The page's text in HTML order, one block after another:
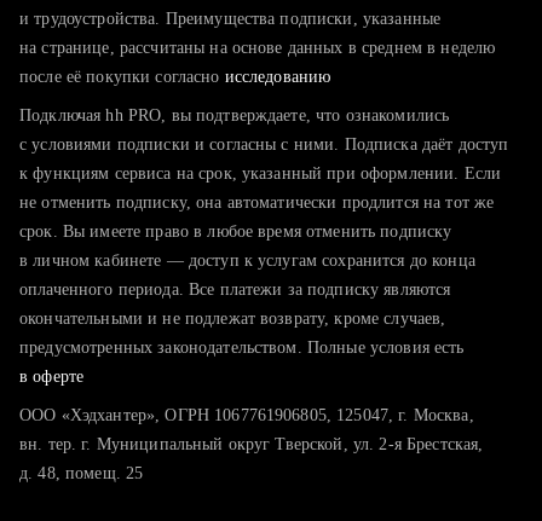
тратите много времени на поиск и вручную поднимаете
хотите сравнить себя с конкурентами и оценить шансы
и трудоустройства. Преимущества подписки, указанные
на странице, рассчитаны на основе данных в среднем в неделю
после её покупки согласно исследованию
Подключая hh PRO, вы подтверждаете, что ознакомились
с условиями подписки и согласны с ними. Подписка даёт доступ
к функциям сервиса на срок, указанный при оформлении. Если
не отменить подписку, она автоматически продлится на тот же
срок. Вы имеете право в любое время отменить подписку
в личном кабинете — доступ к услугам сохранится до конца
оплаченного периода. Все платежи за подписку являются
окончательными и не подлежат возврату, кроме случаев,
предусмотренных законодательством. Полные условия есть
в оферте
ООО «Хэдхантер», ОГРН 1067761906805, 125047, г. Москва,
вн. тер. г. Муниципальный округ Тверской, ул. 2-я Брестская,
д. 48, помещ. 25